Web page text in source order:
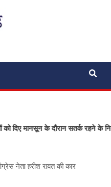
मानसून के दौरान सतर्क रहने के निर्देश
नेता हरीश रावत की कार